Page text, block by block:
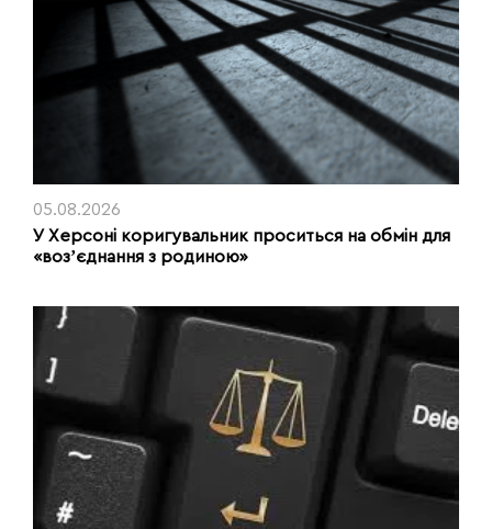
05.08.2026
У Херсоні коригувальник проситься на обмін для
«возʼєднання з родиною»